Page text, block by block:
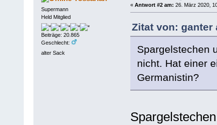
Supermann
Held Mitglied
Beiträge: 20.865
Geschlecht:
alter Sack
« Antwort #2 am: 26. März 2020,
Zitat von: ganter
Spargelstechen
nicht. Hat einer
Germanistin?